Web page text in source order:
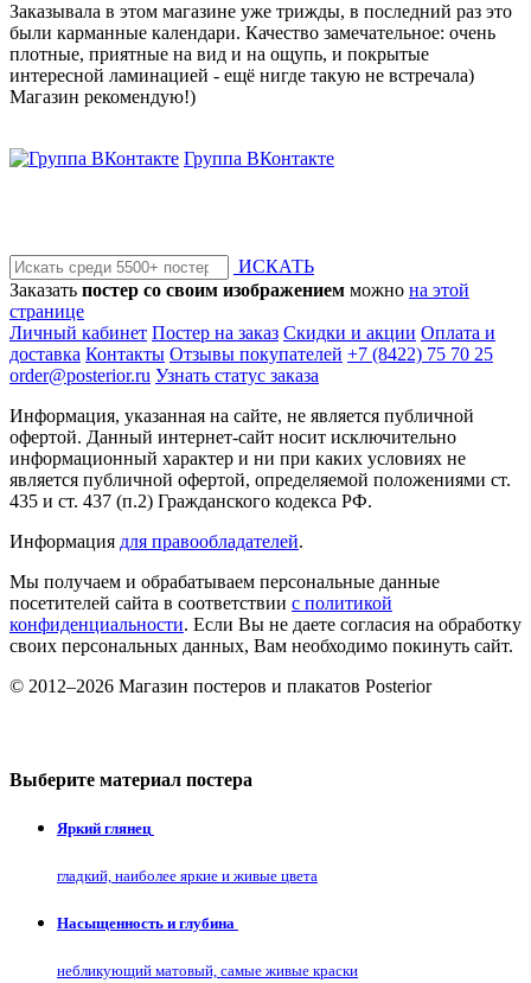
Заказывала в этом магазине уже трижды, в последний раз это
были карманные календари. Качество замечательное: очень
плотные, приятные на вид и на ощупь, и покрытые
интересной ламинацией - ещё нигде такую не встречала)
Магазин рекомендую!)
Группа ВКонтакте
ИСКАТЬ
Заказать постер со своим изображением можно на этой
странице
Личный кабинет Постер на заказ Скидки и акции Оплата и
доставка Контакты Отзывы покупателей +7 (8422) 75 70 25
order@posterior.ru Узнать статус заказа
Информация, указанная на сайте, не является публичной
офертой. Данный интернет-сайт носит исключительно
информационный характер и ни при каких условиях не
является публичной офертой, определяемой положениями ст.
435 и ст. 437 (п.2) Гражданского кодекса РФ.
Информация для правообладателей.
Мы получаем и обрабатываем персональные данные
посетителей сайта в соответствии с политикой
конфиденциальности. Если Вы не даете согласия на обработку
своих персональных данных, Вам необходимо покинуть сайт.
© 2012–2026 Магазин постеров и плакатов Posterior
Выберите материал постера
Яркий глянец
гладкий, наиболее яркие и живые цвета
Насыщенность и глубина
небликующий матовый, самые живые краски